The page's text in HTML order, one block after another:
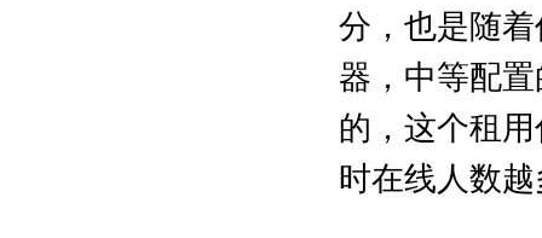
分，也是随
器，中等配
的，这个租
时在线人数